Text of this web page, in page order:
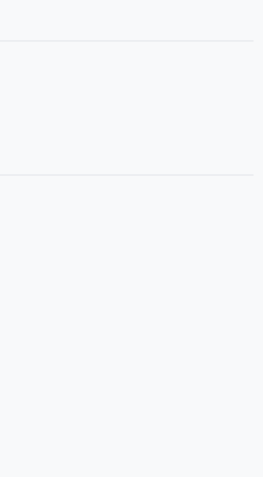
KSIONRZExMETIN/